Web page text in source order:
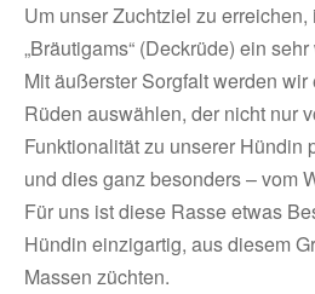
Um unser Zuchtziel zu
„Bräutigams“ (Deckrüde) ein
Mit äußerster Sorgfalt werden
Rüden auswählen, der nicht nur
Funktionalität zu unserer Hündin
und dies ganz besonders – vom
Für uns ist diese Rasse etwas
Hündin einzigartig, aus diesem
Massen züchten.